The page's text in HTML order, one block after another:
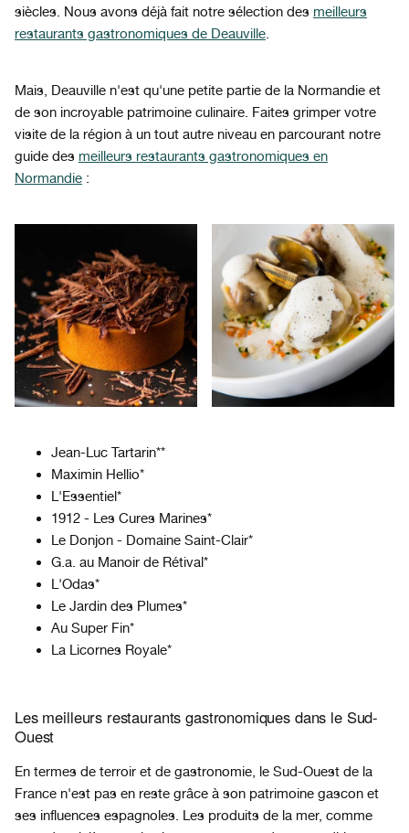
siècles. Nous avons déjà fait notre sélection des meilleurs
restaurants gastronomiques de Deauville.
Mais, Deauville n'est qu'une petite partie de la Normandie et
de son incroyable patrimoine culinaire. Faites grimper votre
visite de la région à un tout autre niveau en parcourant notre
guide des meilleurs restaurants gastronomiques en
Normandie :
Jean-Luc Tartarin**
Maximin Hellio*
L'Essentiel*
1912 - Les Cures Marines*
Le Donjon - Domaine Saint-Clair*
G.a. au Manoir de Rétival*
L'Odas*
Le Jardin des Plumes*
Au Super Fin*
La Licornes Royale*
Les meilleurs restaurants gastronomiques dans le Sud-
Ouest
En termes de terroir et de gastronomie, le Sud-Ouest de la
France n'est pas en reste grâce à son patrimoine gascon et
ses influences espagnoles. Les produits de la mer, comme